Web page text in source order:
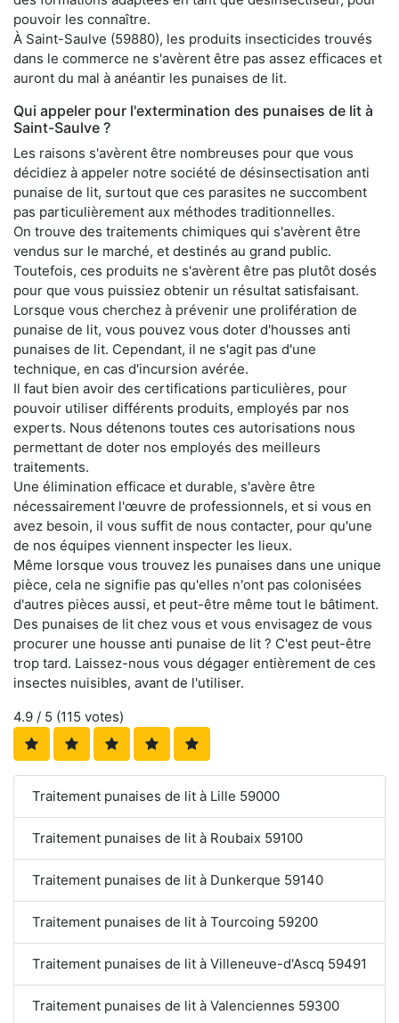
pouvoir les connaître.
À Saint-Saulve (59880), les produits insecticides trouvés
dans le commerce ne s'avèrent être pas assez efficaces et
auront du mal à anéantir les punaises de lit.
Qui appeler pour l'extermination des punaises de lit à
Saint-Saulve ?
Les raisons s'avèrent être nombreuses pour que vous
décidiez à appeler notre société de désinsectisation anti
punaise de lit, surtout que ces parasites ne succombent
pas particulièrement aux méthodes traditionnelles.
On trouve des traitements chimiques qui s'avèrent être
vendus sur le marché, et destinés au grand public.
Toutefois, ces produits ne s'avèrent être pas plutôt dosés
pour que vous puissiez obtenir un résultat satisfaisant.
Lorsque vous cherchez à prévenir une prolifération de
punaise de lit, vous pouvez vous doter d'housses anti
punaises de lit. Cependant, il ne s'agit pas d'une
technique, en cas d'incursion avérée.
Il faut bien avoir des certifications particulières, pour
pouvoir utiliser différents produits, employés par nos
experts. Nous détenons toutes ces autorisations nous
permettant de doter nos employés des meilleurs
traitements.
Une élimination efficace et durable, s'avère être
nécessairement l'œuvre de professionnels, et si vous en
avez besoin, il vous suffit de nous contacter, pour qu'une
de nos équipes viennent inspecter les lieux.
Même lorsque vous trouvez les punaises dans une unique
pièce, cela ne signifie pas qu'elles n'ont pas colonisées
d'autres pièces aussi, et peut-être même tout le bâtiment.
Des punaises de lit chez vous et vous envisagez de vous
procurer une housse anti punaise de lit ? C'est peut-être
trop tard. Laissez-nous vous dégager entièrement de ces
insectes nuisibles, avant de l'utiliser.
4.9 / 5 (115 votes)
Traitement punaises de lit à Lille 59000
Traitement punaises de lit à Roubaix 59100
Traitement punaises de lit à Dunkerque 59140
Traitement punaises de lit à Tourcoing 59200
Traitement punaises de lit à Villeneuve-d'Ascq 59491
Traitement punaises de lit à Valenciennes 59300